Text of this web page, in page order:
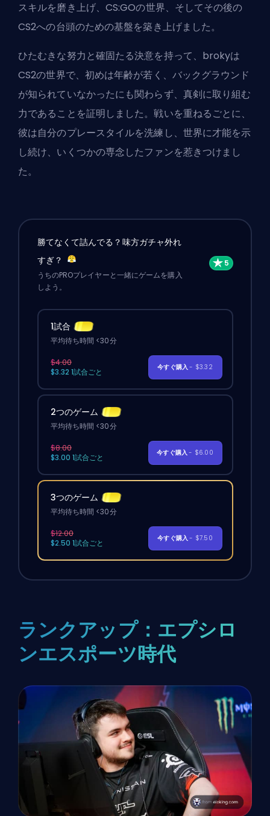
スキルを磨き上げ、CS:GOの世界、そしてその後の
CS2への台頭のための基盤を築き上げました。
ひたむきな努力と確固たる決意を持って、brokyは
CS2の世界で、初めは年齢が若く、バックグラウンド
が知られていなかったにも関わらず、真剣に取り組む
力であることを証明しました。戦いを重ねるごとに、
彼は自分のプレースタイルを洗練し、世界に才能を示
し続け、いくつかの専念したファンを惹きつけまし
た。
勝てなくて詰んでる？味方ガチャ外れ
すぎ？
うちのPROプレイヤーと一緒にゲームを購入
しよう。
1試合
平均待ち時間 <30分
$4.00
$3.32 1試合ごと
今すぐ購入- $3.32
2つのゲーム
平均待ち時間 <30分
$8.00
$3.00 1試合ごと
今すぐ購入- $6.00
3つのゲーム
平均待ち時間 <30分
$12.00
$2.50 1試合ごと
今すぐ購入- $7.50
ランクアップ：エプシロ
ンエスポーツ時代